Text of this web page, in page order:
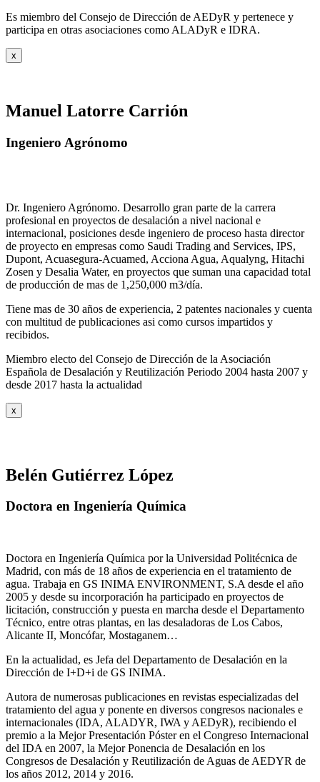
Es miembro del Consejo de Dirección de AEDyR y pertenece y
participa en otras asociaciones como ALADyR e IDRA.
x
Manuel Latorre Carrión
Ingeniero Agrónomo
Dr. Ingeniero Agrónomo. Desarrollo gran parte de la carrera
profesional en proyectos de desalación a nivel nacional e
internacional, posiciones desde ingeniero de proceso hasta director
de proyecto en empresas como Saudi Trading and Services, IPS,
Dupont, Acuasegura-Acuamed, Acciona Agua, Aqualyng, Hitachi
Zosen y Desalia Water, en proyectos que suman una capacidad total
de producción de mas de 1,250,000 m3/día.
Tiene mas de 30 años de experiencia, 2 patentes nacionales y cuenta
con multitud de publicaciones asi como cursos impartidos y
recibidos.
Miembro electo del Consejo de Dirección de la Asociación
Española de Desalación y Reutilización Periodo 2004 hasta 2007 y
desde 2017 hasta la actualidad
x
Belén Gutiérrez López
Doctora en Ingeniería Química
Doctora en Ingeniería Química por la Universidad Politécnica de
Madrid, con más de 18 años de experiencia en el tratamiento de
agua. Trabaja en GS INIMA ENVIRONMENT, S.A desde el año
2005 y desde su incorporación ha participado en proyectos de
licitación, construcción y puesta en marcha desde el Departamento
Técnico, entre otras plantas, en las desaladoras de Los Cabos,
Alicante II, Moncófar, Mostaganem…
En la actualidad, es Jefa del Departamento de Desalación en la
Dirección de I+D+i de GS INIMA.
Autora de numerosas publicaciones en revistas especializadas del
tratamiento del agua y ponente en diversos congresos nacionales e
internacionales (IDA, ALADYR, IWA y AEDyR), recibiendo el
premio a la Mejor Presentación Póster en el Congreso Internacional
del IDA en 2007, la Mejor Ponencia de Desalación en los
Congresos de Desalación y Reutilización de Aguas de AEDYR de
los años 2012, 2014 y 2016.